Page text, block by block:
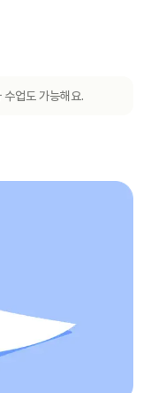
업도 가능해요.